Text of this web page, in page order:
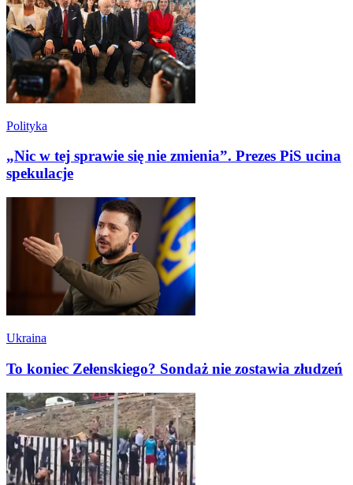
Polityka
„Nic w tej sprawie się nie zmienia”. Prezes PiS ucina
spekulacje
Ukraina
To koniec Zełenskiego? Sondaż nie zostawia złudzeń